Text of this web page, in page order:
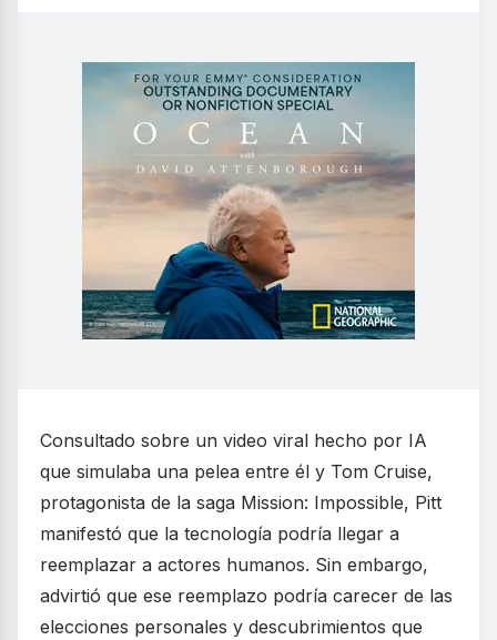
Consultado sobre un video viral hecho por IA
que simulaba una pelea entre él y Tom Cruise,
protagonista de la saga Mission: Impossible, Pitt
manifestó que la tecnología podría llegar a
reemplazar a actores humanos. Sin embargo,
advirtió que ese reemplazo podría carecer de las
elecciones personales y descubrimientos que